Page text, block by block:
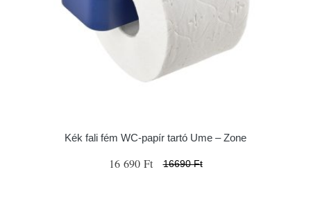
Kék fali fém WC-papír tartó Ume – Zone
16 690 Ft 16690 Ft